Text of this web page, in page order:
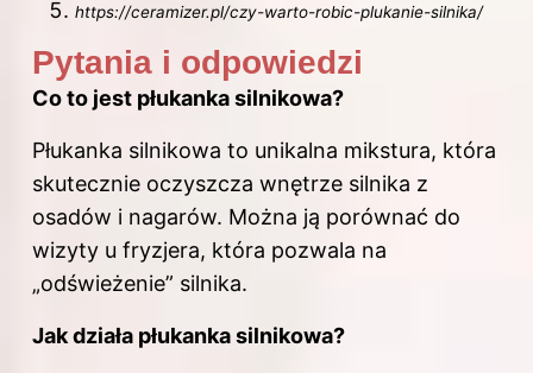
https://ceramizer.pl/czy-warto-robic-plukanie-silnika/
Pytania i odpowiedzi
Co to jest płukanka silnikowa?
Płukanka silnikowa to unikalna mikstura, która
skutecznie oczyszcza wnętrze silnika z
osadów i nagarów. Można ją porównać do
wizyty u fryzjera, która pozwala na
„odświeżenie” silnika.
Jak działa płukanka silnikowa?